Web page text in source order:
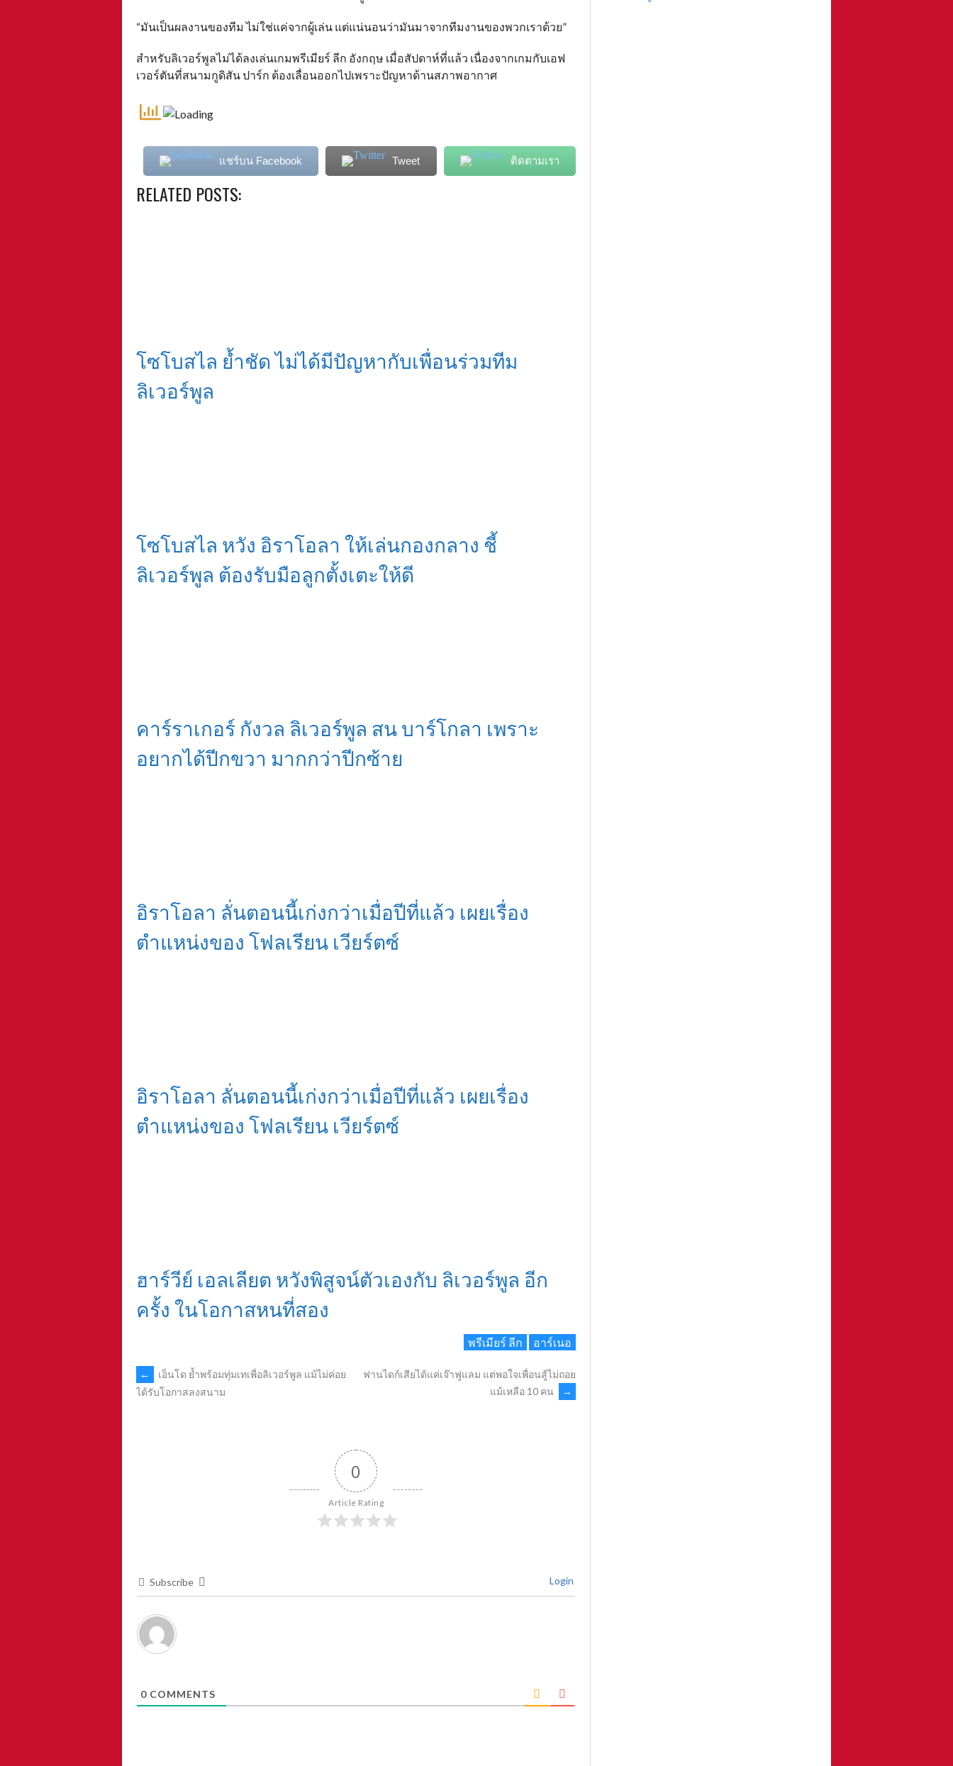
“มันเป็นผลงานของทีม ไม่ใช่แค่จากผู้เล่น แต่แน่นอนว่ามันมาจากทีมงานของพวกเราด้วย”
สำหรับลิเวอร์พูลไม่ได้ลงเล่นเกมพรีเมียร์ ลีก อังกฤษ เมื่อสัปดาห์ที่แล้ว เนื่องจากเกมกับเอฟ
เวอร์ตันที่สนามกูดิสัน ปาร์ก ต้องเลื่อนออกไปเพราะปัญหาด้านสภาพอากาศ
แชร์บน Facebook Tweet ติดตามเรา
RELATED POSTS:
โซโบสไล ย้ำชัด ไม่ได้มีปัญหากับเพื่อนร่วมทีม
ลิเวอร์พูล
โซโบสไล หวัง อิราโอลา ให้เล่นกองกลาง ชี้
ลิเวอร์พูล ต้องรับมือลูกตั้งเตะให้ดี
คาร์ราเกอร์ กังวล ลิเวอร์พูล สน บาร์โกลา เพราะ
อยากได้ปีกขวา มากกว่าปีกซ้าย
อิราโอลา ลั่นตอนนี้เก่งกว่าเมื่อปีที่แล้ว เผยเรื่อง
ตำแหน่งของ โฟลเรียน เวียร์ตซ์
อิราโอลา ลั่นตอนนี้เก่งกว่าเมื่อปีที่แล้ว เผยเรื่อง
ตำแหน่งของ โฟลเรียน เวียร์ตซ์
ฮาร์วีย์ เอลเลียต หวังพิสูจน์ตัวเองกับ ลิเวอร์พูล อีก
ครั้ง ในโอกาสหนที่สอง
พรีเมียร์ ลีก อาร์เนอ
POST
←
เอ็นโด ย้ำพร้อมทุ่มเทเพื่อลิเวอร์พูล แม้ไม่ค่อย
ได้รับโอกาสลงสนาม
ฟานไดก์เสียได้แค่เจ๊าฟูแลม แต่พอใจเพื่อนสู้ไม่ถอย
แม้เหลือ 10 คน
→
0
Article Rating
Subscribe Login
0 COMMENTS